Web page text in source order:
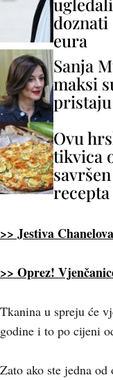
doznati
eura
Sanja
maksi
Ovu
tikvica
recepta
>> Jestiva
>> Oprez!
Tkanina u spreju će
godine i to po cijeni
Zato ako ste jedna